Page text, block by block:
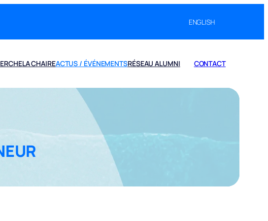
ENGLISH
LA CHAIREACTUS / ÉVÉNEMENTSRÉSEAU ALUMNI CONTACT